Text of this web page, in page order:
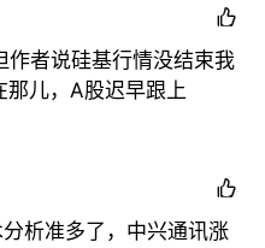

作者说硅基行情没结束我
那儿，A股迟早跟上

析准多了，中兴通讯涨